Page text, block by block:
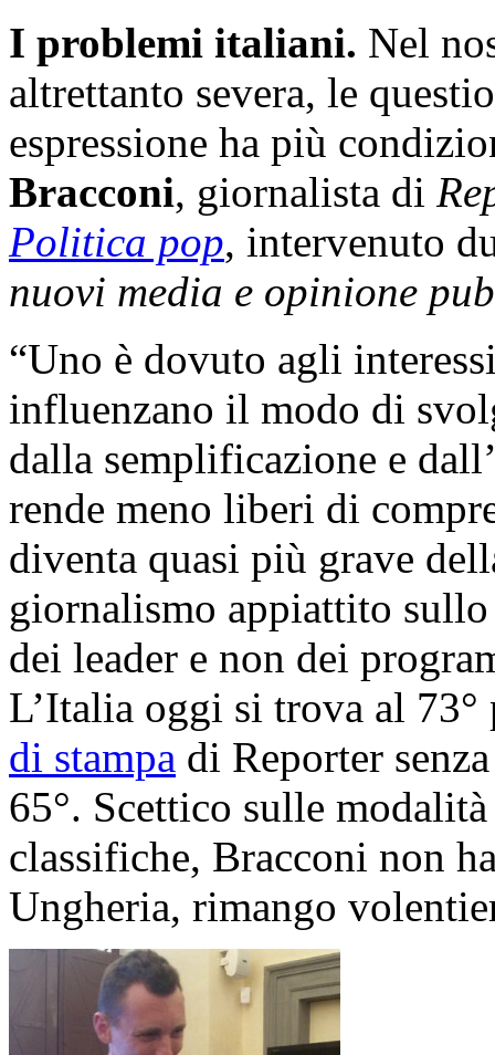
I problemi italiani. Nel
altrettanto severa, le
espressione ha più
Bracconi, giornalista di
Politica pop, intervenuto
nuovi media e opinione
“Uno è dovuto agli
influenzano il modo di
dalla semplificazione e
rende meno liberi di
diventa quasi più grave
giornalismo appiattito
dei leader e non dei
L’Italia oggi si trova al
di stampa di Reporter
65°. Scettico sulle
classifiche, Bracconi non
Ungheria, rimango